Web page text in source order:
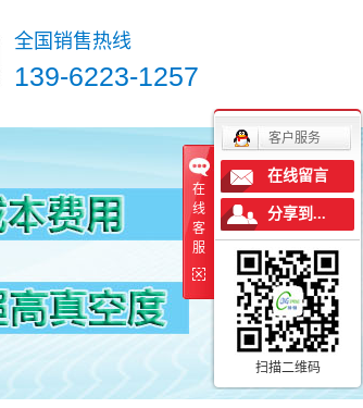
全国销售热线
139-6223-1257
在
线
客
服
客户服务
在线留言
分享到...
扫描二维码